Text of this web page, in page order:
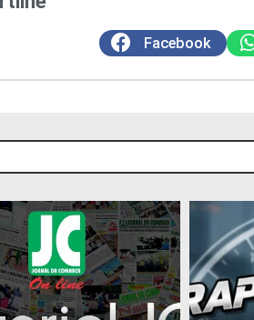
Facebook